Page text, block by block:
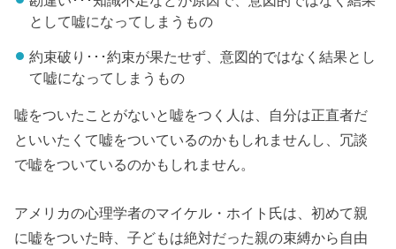
として嘘になってしまうもの
約束破り･･･約束が果たせず、意図的ではなく結果とし
て嘘になってしまうもの
嘘をついたことがないと嘘をつく人は、自分は正直者だ
といいたくて嘘をついているのかもしれませんし、冗談
で嘘をついているのかもしれません。
アメリカの心理学者のマイケル・ホイト氏は、初めて親
に嘘をついた時、子どもは絶対だった親の束縛から自由